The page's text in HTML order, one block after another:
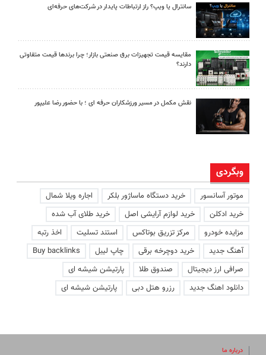
سانترال یا ویپ؟ راز ارتباطات پایدار در شرکت‌های حرفه‌ای
مقایسه قیمت تجهیزات برق صنعتی بازار؛ چرا برندها قیمت متفاوتی
دارند؟
نقش مکمل در مسیر ورزشکاران حرفه ای ؛ با حضور رضا علیپور
وبگردی
موتور آسانسور خرید دستگاه ماساژور بلکر
اجاره ویلا شمال
خرید ادکلن
خرید لوازم آرایشی اصل
خرید طلای آب شده
مزایده خودرو
مرکز تزریق بوتاکس استند تسلیت
اخذ رتبه
آهنگ جدید
خرید دوچرخه برقی چاپ لیبل
Buy backlinks
صرافی ارز دیجیتال
صندوق طلا
پارتیشن شیشه ای
دانلود اهنگ جدید
رزرو هتل دبی پارتیشن شیشه ای
درباره ما